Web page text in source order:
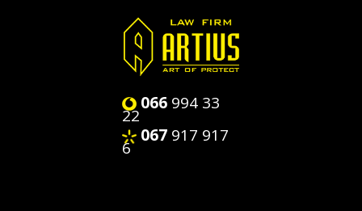
066994 33
22
067917 917
6